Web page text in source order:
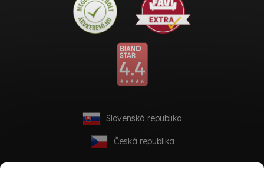
Slovenská republika
Česká republika